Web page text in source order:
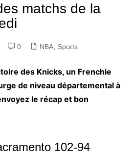
matchs de la
0 NBA, Sports
des Knicks, un Frenchie
de niveau départemental à
le récap et bon
102-94